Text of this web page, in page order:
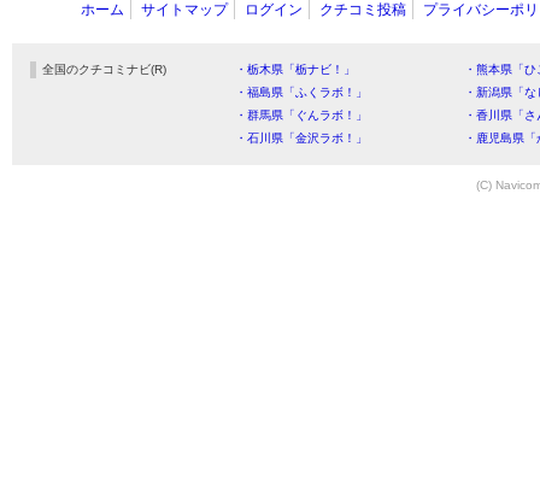
ホーム サイトマップ ログイン クチコミ投稿 プライバシーポ
全国のクチコミナビ(R) ・栃木県「栃ナビ！」
・熊本県「
・福島県「ふくラボ！」
・新潟県「
・群馬県「ぐんラボ！」
・香川県「
・石川県「金沢ラボ！」
・鹿児島県
(C)